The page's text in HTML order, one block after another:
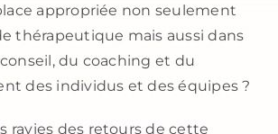
appropriée non seulement
thérapeutique mais aussi dans
du coaching et du
des individus et des équipes ?
ravies des retours de cette